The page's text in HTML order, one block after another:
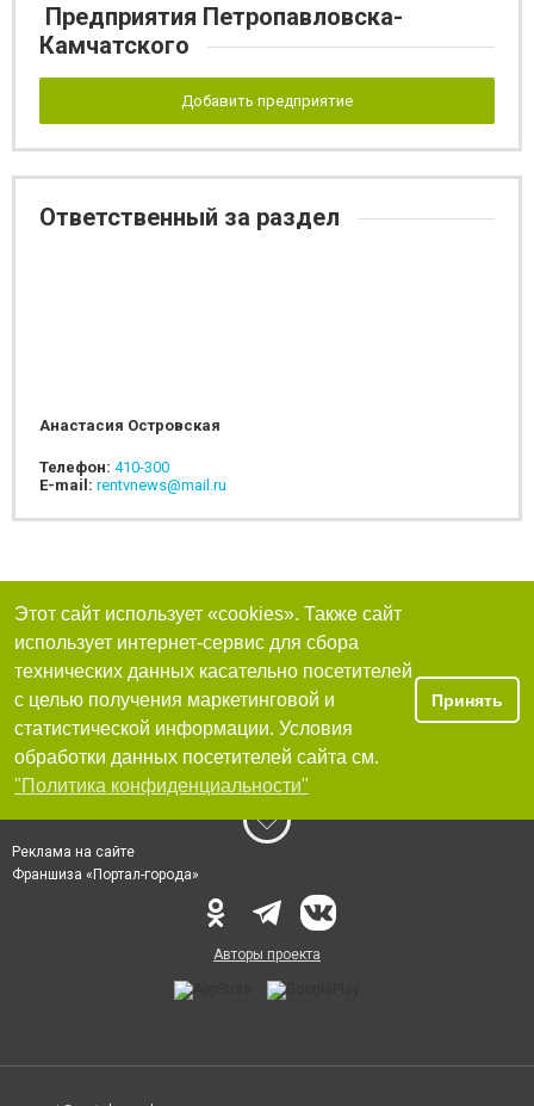
Предприятия Петропавловска-
Камчатского
Добавить предприятие
Ответственный за раздел
Анастасия Островская
Телефон: 410-300
E-mail: rentvnews@mail.ru
Этот сайт использует «cookies». Также сайт
использует интернет-сервис для сбора
технических данных касательно посетителей
с целью получения маркетинговой и
статистической информации. Условия
обработки данных посетителей сайта см.
"Политика конфиденциальности"
Принять
Реклама на сайте
Франшиза «Портал-города»
Авторы проекта